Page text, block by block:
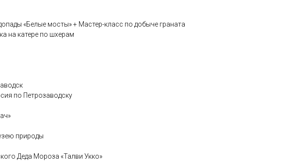
«Белые мосты» + Мастер-класс по добыче граната
на катере по шхерам
по Петрозаводску
природы
Деда Мороза «Талви Укко»